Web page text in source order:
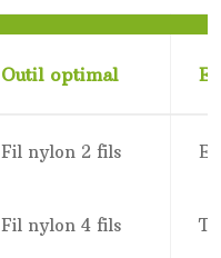
Outil optimal
Fil nylon 2 fils
Fil nylon 4 fils